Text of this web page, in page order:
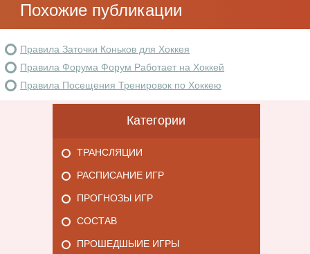
Похожие публикации
Правила Заточки Коньков для Хоккея
Правила Форума Форум Работает на Хоккей
Правила Посещения Тренировок по Хоккею
Категории
ТРАНСЛЯЦИИ
РАСПИСАНИЕ ИГР
ПРОГНОЗЫ ИГР
СОСТАВ
ПРОШЕДШЫИЕ ИГРЫ